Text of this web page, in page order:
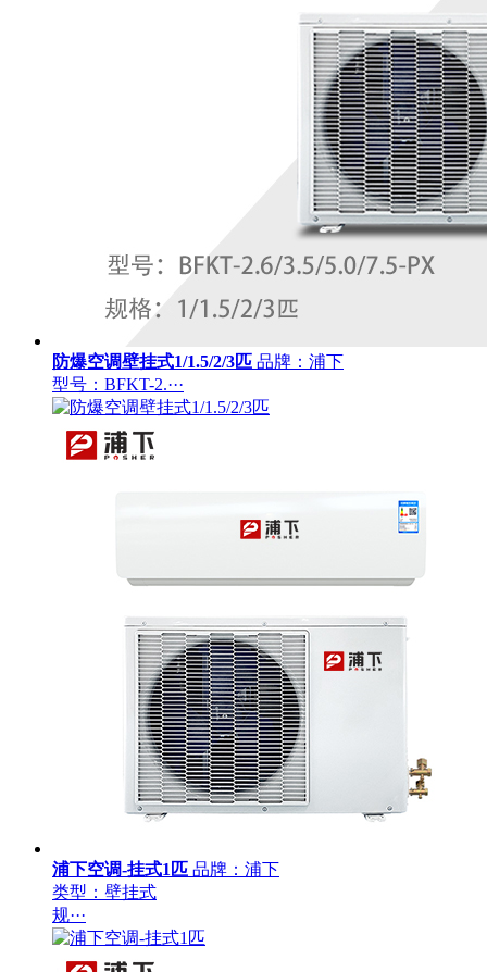
防爆空调壁挂式1/1.5/2/3匹 品牌：浦下
型号：BFKT-2.···
浦下空调-挂式1匹 品牌：浦下
类型：壁挂式
规···